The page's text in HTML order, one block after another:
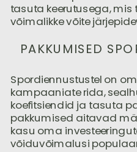
tasuta keerutusega,
võimalikke võite
PAKKUMISED
Spordiennustustel on
kampaaniate rida,
koefitsiendid ja tasuta
pakkumised aitavad
kasu oma
võiduvõimalusi